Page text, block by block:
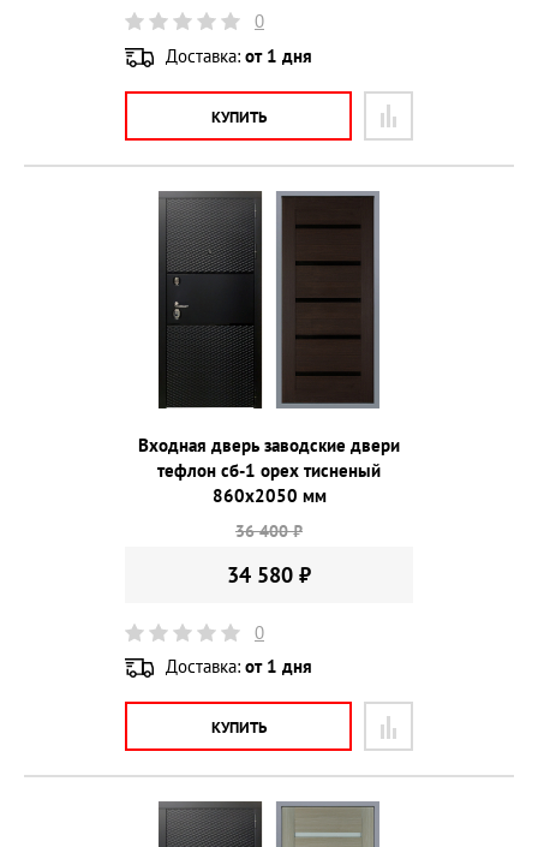
0
Доставка: от 1 дня
КУПИТЬ
Входная дверь заводские двери
тефлон сб-1 орех тисненый
860х2050 мм
36 400 ₽
34 580 ₽
0
Доставка: от 1 дня
КУПИТЬ